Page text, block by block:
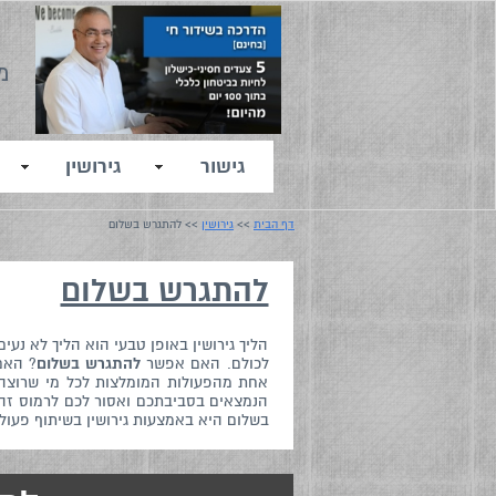
גישור גירושין
דף הבית >> גירושין >> להתגרש בשלום
הליך גירושין באופן טבעי הוא הליך לא
לכולם. האם אפשר להתגרש בשלום?
אחת מהפעולות המומלצות לכל מי
הנמצאים בסביבתכם ואסור לכם לרמוס
בשלום היא באמצעות גירושין בשיתוף
להתגרש בשלום